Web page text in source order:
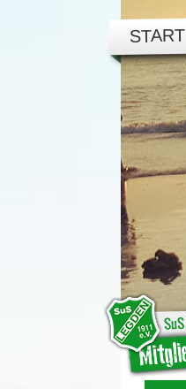
START